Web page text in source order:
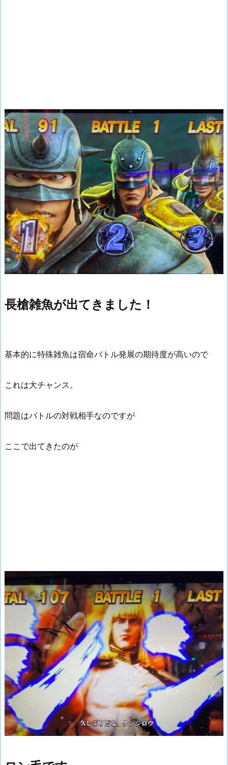
長槍雑魚が出てきました！
基本的に特殊雑魚は宿命バトル発展の期待度が高いので
これは大チャンス。
問題はバトルの対戦相手なのですが
ここで出てきたのが